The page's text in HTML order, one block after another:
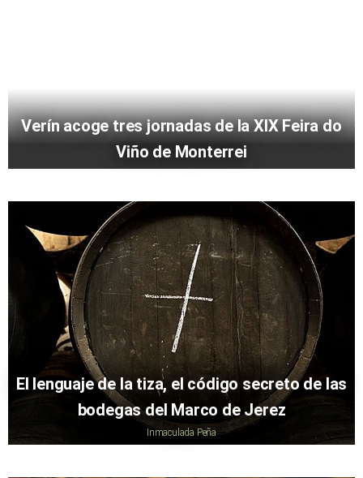
Verín acoge tres jornadas de la XIX Feira do
Viño de Monterrei
El lenguaje de la tiza, el código secreto de las
bodegas del Marco de Jerez
Inmaculada Peña